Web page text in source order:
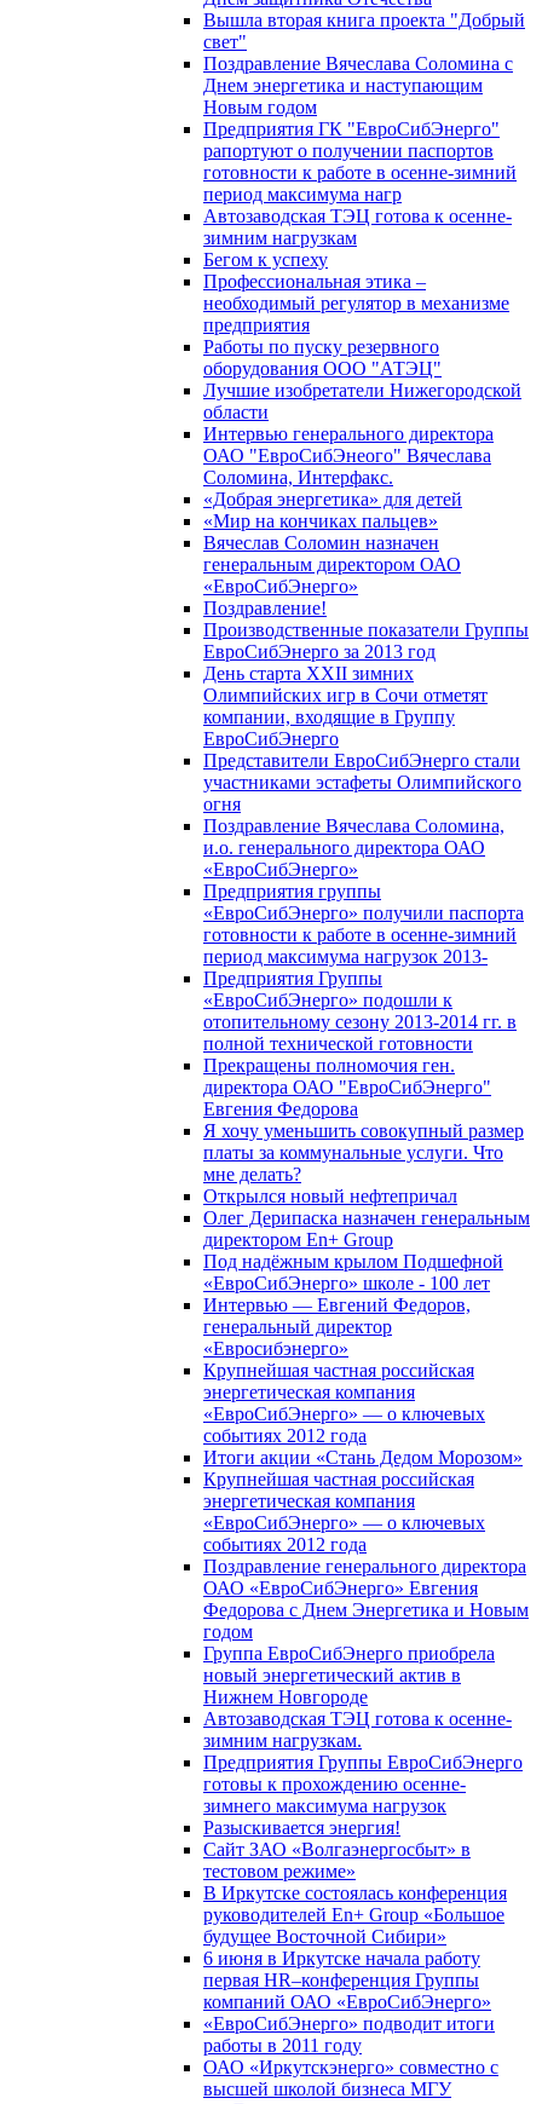
Вышла вторая книга проекта "Добрый
свет"
Поздравление Вячеслава Соломина с
Днем энергетика и наступающим
Новым годом
Предприятия ГК "ЕвроСибЭнерго"
рапортуют о получении паспортов
готовности к работе в осенне-зимний
период максимума нагр
Автозаводская ТЭЦ готова к осенне-
зимним нагрузкам
Бегом к успеху
Профессиональная этика –
необходимый регулятор в механизме
предприятия
Работы по пуску резервного
оборудования ООО "АТЭЦ"
Лучшие изобретатели Нижегородской
области
Интервью генерального директора
ОАО "ЕвроСибЭнеого" Вячеслава
Соломина, Интерфакс.
«Добрая энергетика» для детей
«Мир на кончиках пальцев»
Вячеслав Соломин назначен
генеральным директором ОАО
«ЕвроСибЭнерго»
Поздравление!
Производственные показатели Группы
ЕвроСибЭнерго за 2013 год
День старта XXII зимних
Олимпийских игр в Сочи отметят
компании, входящие в Группу
ЕвроСибЭнерго
Представители ЕвроСибЭнерго стали
участниками эстафеты Олимпийского
огня
Поздравление Вячеслава Соломина,
и.о. генерального директора ОАО
«ЕвроСибЭнерго»
Предприятия группы
«ЕвроСибЭнерго» получили паспорта
готовности к работе в осенне-зимний
период максимума нагрузок 2013-
Предприятия Группы
«ЕвроСибЭнерго» подошли к
отопительному сезону 2013-2014 гг. в
полной технической готовности
Прекращены полномочия ген.
директора ОАО "ЕвроСибЭнерго"
Евгения Федорова
Я хочу уменьшить совокупный размер
платы за коммунальные услуги. Что
мне делать?
Открылся новый нефтепричал
Олег Дерипаска назначен генеральным
директором En+ Group
Под надёжным крылом Подшефной
«ЕвроСибЭнерго» школе - 100 лет
Интервью — Евгений Федоров,
генеральный директор
«Евросибэнерго»
Крупнейшая частная российская
энергетическая компания
«ЕвроСибЭнерго» — о ключевых
событиях 2012 года
Итоги акции «Стань Дедом Морозом»
Крупнейшая частная российская
энергетическая компания
«ЕвроСибЭнерго» — о ключевых
событиях 2012 года
Поздравление генерального директора
ОАО «ЕвроСибЭнерго» Евгения
Федорова с Днем Энергетика и Новым
годом
Группа ЕвроСибЭнерго приобрела
новый энергетический актив в
Нижнем Новгороде
Автозаводская ТЭЦ готова к осенне-
зимним нагрузкам.
Предприятия Группы ЕвроСибЭнерго
готовы к прохождению осенне-
зимнего максимума нагрузок
Разыскивается энергия!
Сайт ЗАО «Волгаэнергосбыт» в
тестовом режиме»
В Иркутске состоялась конференция
руководителей En+ Group «Большое
будущее Восточной Сибири»
6 июня в Иркутске начала работу
первая HR–конференция Группы
компаний ОАО «ЕвроСибЭнерго»
«ЕвроСибЭнерго» подводит итоги
работы в 2011 году
ОАО «Иркутскэнерго» совместно с
высшей школой бизнеса МГУ